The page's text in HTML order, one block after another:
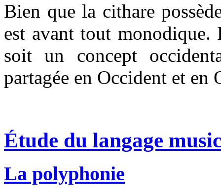
Bien que la cithare
est avant tout monodique.
soit un concept
partagée en Occident et en
Étude du langage
La polyphonie